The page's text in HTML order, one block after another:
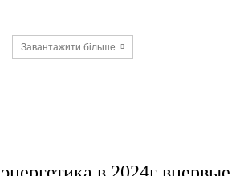
Завантажити більше